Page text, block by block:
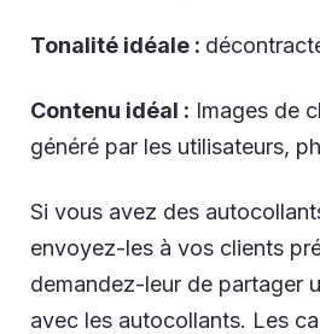
Tonalité idéale :
Contenu idéal : Images de
généré par les utilisateurs,
Si vous avez des
envoyez-les à vos clients
demandez-leur de partager
avec les autocollants. Les